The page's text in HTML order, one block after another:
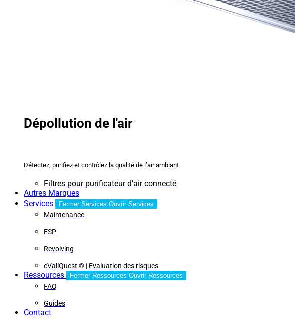
Dépollution de l'air
Détectez, purifiez et contrôlez la qualité de l’air ambiant
Filtres pour purificateur d'air connecté
Autres Marques
Services
Fermer Services Ouvrir Services
Maintenance
ESP
Revolving
eValiQuest ® | Evaluation des risques
Ressources Fermer Ressources Ouvrir Ressources
FAQ
Guides
Contact